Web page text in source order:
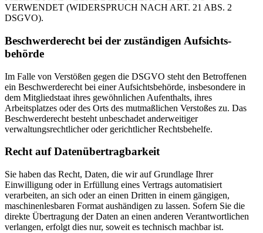
VERWENDET (WIDERSPRUCH NACH ART. 21 ABS. 2
DSGVO).
Beschwerde­recht bei der zuständigen Aufsichts­
behörde
Im Falle von Verstößen gegen die DSGVO steht den Betroffenen
ein Beschwerderecht bei einer Aufsichtsbehörde, insbesondere in
dem Mitgliedstaat ihres gewöhnlichen Aufenthalts, ihres
Arbeitsplatzes oder des Orts des mutmaßlichen Verstoßes zu. Das
Beschwerderecht besteht unbeschadet anderweitiger
verwaltungsrechtlicher oder gerichtlicher Rechtsbehelfe.
Recht auf Daten­übertrag­barkeit
Sie haben das Recht, Daten, die wir auf Grundlage Ihrer
Einwilligung oder in Erfüllung eines Vertrags automatisiert
verarbeiten, an sich oder an einen Dritten in einem gängigen,
maschinenlesbaren Format aushändigen zu lassen. Sofern Sie die
direkte Übertragung der Daten an einen anderen Verantwortlichen
verlangen, erfolgt dies nur, soweit es technisch machbar ist.